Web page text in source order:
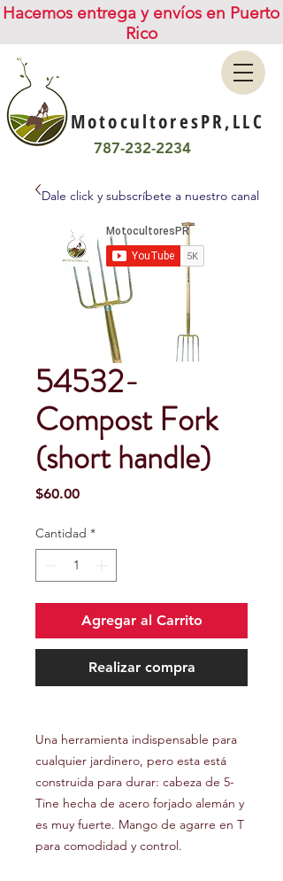
Hacemos entrega y envíos en Puerto
Rico
MotocultoresPR,LLC
787-232-2234
Dale click y subscríbete a nuestro canal
54532-
Compost Fork
(short handle)
$60.00Precio
Cantidad *
Agregar al Carrito
Realizar compra
Una herramienta indispensable para
cualquier jardinero, pero esta está
construida para durar: cabeza de 5-
Tine hecha de acero forjado alemán y
es muy fuerte. Mango de agarre en T
para comodidad y control.